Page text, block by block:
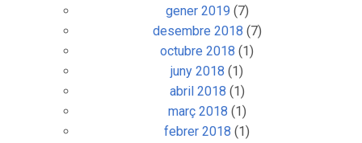
gener 2019 (7)
desembre 2018 (7)
octubre 2018 (1)
juny 2018 (1)
abril 2018 (1)
març 2018 (1)
febrer 2018 (1)